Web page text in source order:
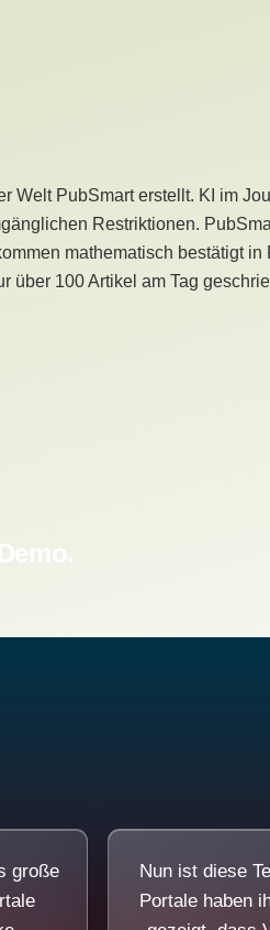
Welt PubSmart erstellt. KI im
Restriktionen.
mathematisch bestätigt in
100 Artikel am Tag
große
Nun ist diese
Portale haben